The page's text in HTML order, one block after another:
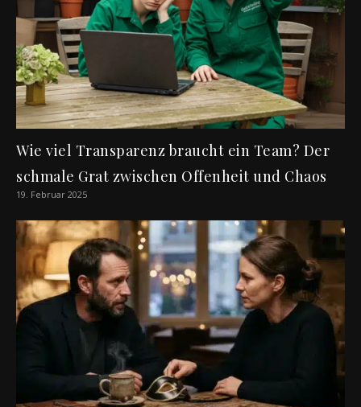
Wie viel Transparenz braucht ein Team? Der
schmale Grat zwischen Offenheit und Chaos
19. Februar 2025